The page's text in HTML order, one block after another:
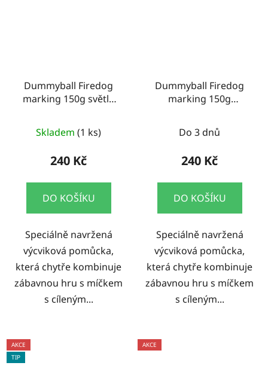
Dummyball Firedog
marking 150g světle
Skladem (1 ks)
240 Kč
DO KOŠÍKU
Speciálně navržená
výcviková pomůcka,
která chytře kombinuje
zábavnou hru s míčkem
s cíleným...
Dummyball Firedog
marking 150g
Do 3 dnů
240 Kč
DO KOŠÍKU
Speciálně navržená
výcviková pomůcka,
která chytře kombinuje
zábavnou hru s míčkem
s cíleným...
AKCE
TIP
AKCE